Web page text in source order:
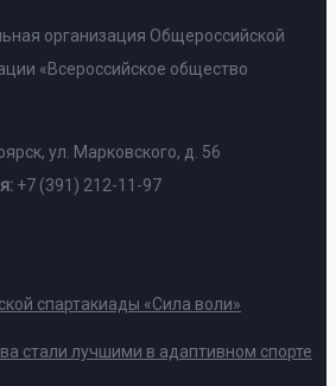
организация Общероссийской
«Всероссийское общество
ул. Марковского, д. 56
+7 (391) 212-11-97
спартакиады «Сила воли»
стали лучшими в адаптивном спорте